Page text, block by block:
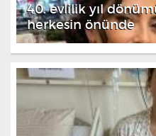
40. evlilik yıl
herkesin önünde